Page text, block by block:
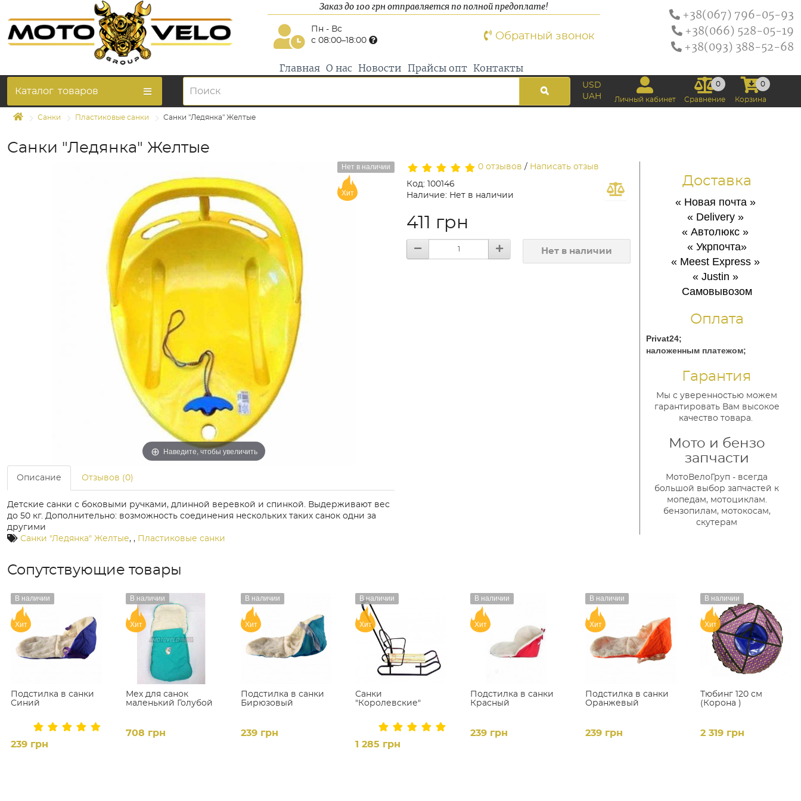
Заказ до 100 грн отправляется по полной предоплате!
Пн - Вс
с 08:00–18:00
Обратный звонок
Главная О нас Новости Прайсы опт Контакты
+38(067) 796-05-93
+38(066) 528-05-19
+38(093) 388-52-68
Каталог товаров
USD
UAH
Личный кабинет
0
Сравнение
0
Корзина
Санки Пластиковые санки Санки "Ледянка" Желтые
Санки "Ледянка" Желтые
Нет в наличии
Хит
Наведите, чтобы увеличить
Описание Отзывов (0)
Детские санки с боковыми ручками, длинной веревкой и спинкой. Выдерживают вес
до 50 кг. Дополнительно: возможность соединения нескольких таких санок одни за
другими
Санки "Ледянка" Желтые, , Пластиковые санки
0 отзывов / Написать отзыв
Код: 100146
Наличие: Нет в наличии
411 грн
Нет в наличии
Доставка
« Новая почта »
« Delivery »
« Автолюкс»
« Укрпочта»
« Meest Express »
« Justin »
Самовывозом
Оплата
Privat24;
наложенным платежом;
Гарантия
Мы с уверенностью можем
гарантировать Вам высокое
качество товара.
Мото и бензо
запчасти
МотоВелоГруп - всегда
большой выбор запчастей к
мопедам, мотоциклам.
бензопилам, мотокосам,
скутерам
Сопутствующие товары
Подстилка в санки
Синий
В наличии
Хит
239 грн
Мех для санок
маленький Голубой
В наличии
Хит
708 грн
Подстилка в санки
Бирюзовый
В наличии
Хит
239 грн
Санки
"Королевские"
В наличии
Хит
1 285 грн
Подстилка в санки
Красный
В наличии
Хит
239 грн
Подстилка в санки
Оранжевый
В наличии
Хит
239 грн
Тюбинг 120 см
(Корона )
В наличии
Хит
2 319 грн